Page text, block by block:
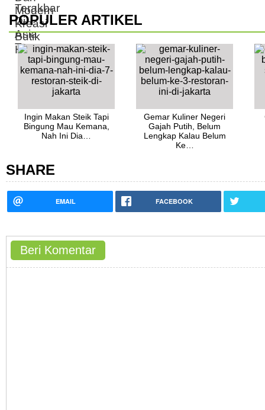
POPULER ARTIKEL
Ingin Makan Steik Tapi
Bingung Mau Kemana,
Nah Ini Dia…
Gemar Kuliner Negeri
Gajah Putih, Belum
Lengkap Kalau Belum
Ke…
SHARE
EMAIL FACEBOOK
Beri Komentar